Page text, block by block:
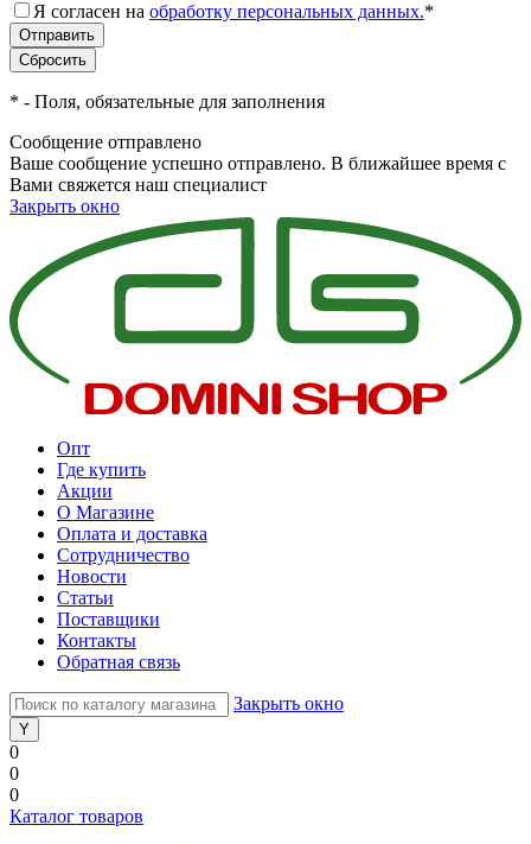
Я согласен на обработку персональных данных.*
* - Поля, обязательные для заполнения
Сообщение отправлено
Ваше сообщение успешно отправлено. В ближайшее время с
Вами свяжется наш специалист
Закрыть окно
Опт
Где купить
Акции
О Магазине
Оплата и доставка
Сотрудничество
Новости
Статьи
Поставщики
Контакты
Обратная связь
Закрыть окно
0
0
0
Каталог товаров